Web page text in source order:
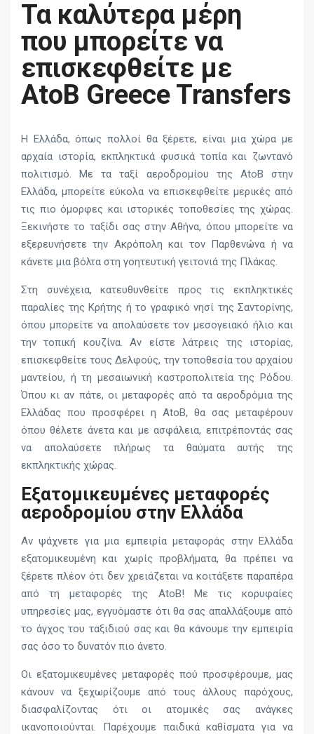
Τα καλύτερα μέρη
που μπορείτε να
επισκεφθείτε με
AtoB Greece Transfers
Η Ελλάδα, όπως πολλοί θα ξέρετε, είναι μια χώρα με
αρχαία ιστορία, εκπληκτικά φυσικά τοπία και ζωντανό
πολιτισμό. Με τα ταξί αεροδρομίου της AtoB στην
Ελλάδα, μπορείτε εύκολα να επισκεφθείτε μερικές από
τις πιο όμορφες και ιστορικές τοποθεσίες της χώρας.
Ξεκινήστε το ταξίδι σας στην Αθήνα, όπου μπορείτε να
εξερευνήσετε την Ακρόπολη και τον Παρθενώνα ή να
κάνετε μια βόλτα στη γοητευτική γειτονιά της Πλάκας.
Στη συνέχεια, κατευθυνθείτε προς τις εκπληκτικές
παραλίες της Κρήτης ή το γραφικό νησί της Σαντορίνης,
όπου μπορείτε να απολαύσετε τον μεσογειακό ήλιο και
την τοπική κουζίνα. Αν είστε λάτρεις της ιστορίας,
επισκεφθείτε τους Δελφούς, την τοποθεσία του αρχαίου
μαντείου, ή τη μεσαιωνική καστροπολιτεία της Ρόδου.
Όπου κι αν πάτε, οι μεταφορές από τα αεροδρόμια της
Ελλάδας που προσφέρει η AtoB, θα σας μεταφέρουν
όπου θέλετε άνετα και με ασφάλεια, επιτρέποντάς σας
να απολαύσετε πλήρως τα θαύματα αυτής της
εκπληκτικής χώρας.
Εξατομικευμένες μεταφορές
αεροδρομίου στην Ελλάδα
Αν ψάχνετε για μια εμπειρία μεταφοράς στην Ελλάδα
εξατομικευμένη και χωρίς προβλήματα, θα πρέπει να
ξέρετε πλέον ότι δεν χρειάζεται να κοιτάξετε παραπέρα
από τη μεταφορές της AtoB! Με τις κορυφαίες
υπηρεσίες μας, εγγυόμαστε ότι θα σας απαλλάξουμε από
το άγχος του ταξιδιού σας και θα κάνουμε την εμπειρία
σας όσο το δυνατόν πιο άνετο.
Οι εξατομικευμένες μεταφορές πού προσφέρουμε, μας
κάνουν να ξεχωρίζουμε από τους άλλους παρόχους,
διασφαλίζοντας ότι οι ατομικές σας ανάγκες
ικανοποιούνται. Παρέχουμε παιδικά καθίσματα για να